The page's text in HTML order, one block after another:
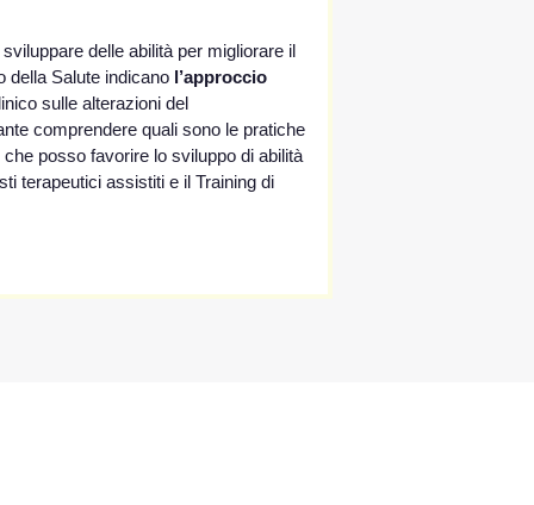
delle abilità per migliorare il
della Salute indicano l’approccio
sulle alterazioni del
comprendere quali sono le pratiche
posso favorire lo sviluppo di abilità
terapeutici assistiti e il Training di